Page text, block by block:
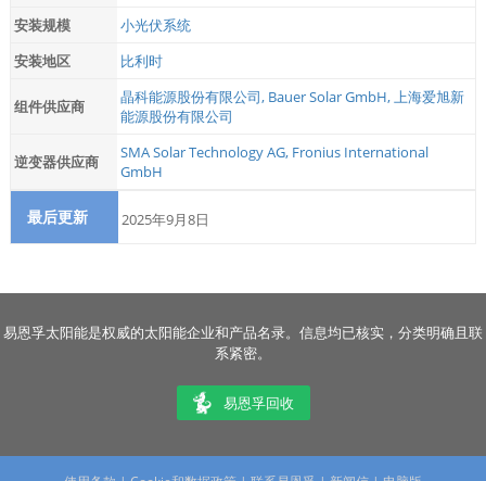
安装规模
小光伏系统
安装地区
比利时
组件供应商 晶科能源股份有限公司, Bauer Solar GmbH,上海爱旭新
能源股份有限公司
逆变器供应商 SMA Solar Technology AG, Fronius International
GmbH
最后更新 2025年9月8日
易恩孚太阳能是权威的太阳能企业和产品名录。信息均已核实，分类明确且联
系紧密。
易恩孚回收